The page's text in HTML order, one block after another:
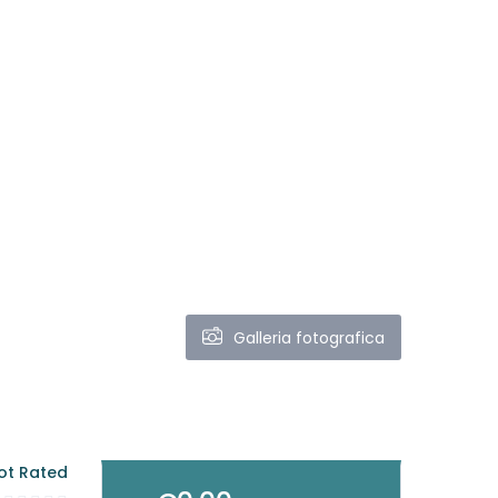
Galleria fotografica
Rated